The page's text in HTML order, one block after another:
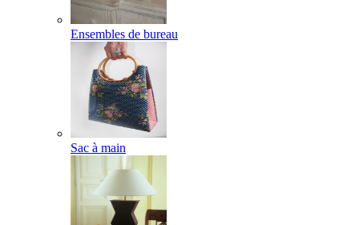
Ensembles de bureau
Sac à main